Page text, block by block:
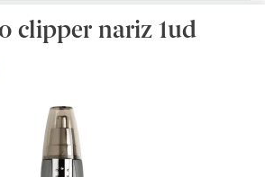
clipper nariz 1ud